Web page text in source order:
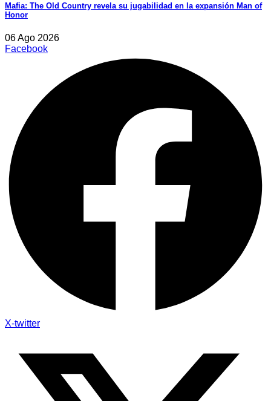
Mafia: The Old Country revela su jugabilidad en la expansión Man of
Honor
06 Ago 2026
Facebook
X-twitter